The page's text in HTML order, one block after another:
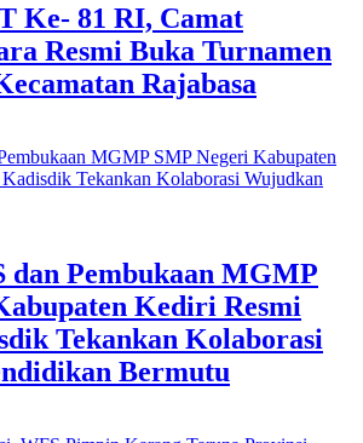
Ke- 81 RI, Camat
Resmi Buka Turnamen
Rajabasa
Pembukaan MGMP
Kediri Resmi
Tekankan Kolaborasi
Bermutu